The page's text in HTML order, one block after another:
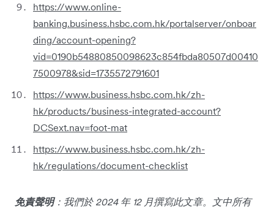
https://www.online-
banking.business.hsbc.com.hk/portalserver/onboar
ding/account-opening?
vid=0190b54880850098623c854fbda80507d00410
7500978&sid=1735572791601
https://www.business.hsbc.com.hk/zh-
hk/products/business-integrated-account?
DCSext.nav=foot-mat
https://www.business.hsbc.com.hk/zh-
hk/regulations/document-checklist
免責聲明：我們於 2024 年 12 月撰寫此文章。文中所有